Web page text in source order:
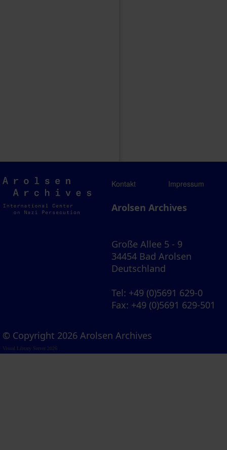
Arolsen
Archives
Kontakt Impressum
Arolsen Archives
Große Allee 5 - 9
34454 Bad Arolsen
Deutschland
Tel: +49 (0)5691 629-0
Fax: +49 (0)5691 629-501
© Copyright 2026 Arolsen Archives
Visual Library Server 2026